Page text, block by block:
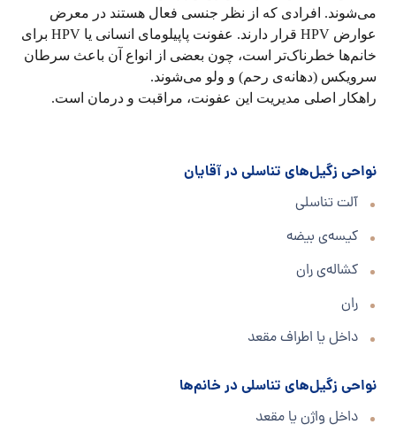
می‌شوند. افرادی که از نظر جنسی فعال هستند در معرض
عوارض HPV قرار دارند. عفونت پاپیلومای انسانی یاHPV برای
خانم‌ها خطرناک‌تر است، چون بعضی از انواع آن باعث سرطان
سرویکس (دهانه‌ی رحم) و ولو می‌شوند.
راهکار اصلی مدیریت این عفونت، مراقبت و درمان است.
نواحی زگیل‌های تناسلی در آقایان
آلت تناسلی
کیسه‌ی بیضه
کشاله‌ی ران
ران
داخل یا اطراف مقعد
نواحی زگیل‌های تناسلی در خانم‌ها
داخل واژن یا مقعد